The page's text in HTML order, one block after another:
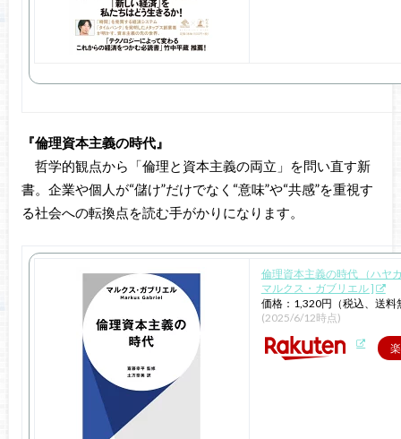
『倫理資本主義の時代』
哲学的観点から「倫理と資本主義の両立」を問い直す新
書。企業や個人が“儲け”だけでなく“意味”や“共感”を重視す
る社会への転換点を読む手がかりになります。
倫理資本主義の時代 （ハヤ
マルクス・ガブリエル ]
価格：1,320円（税込、送料
(2025/6/12時点)